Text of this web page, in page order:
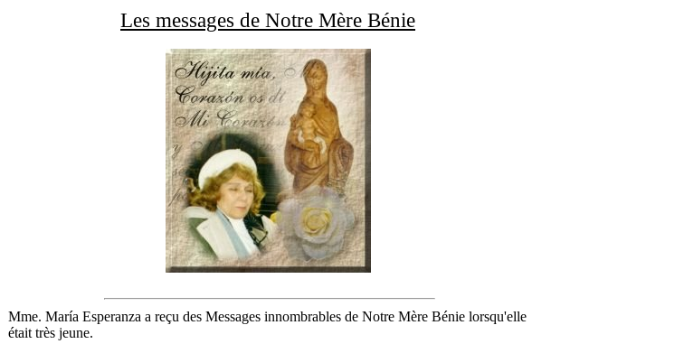
Les messages de Notre Mère Bénie
Mme. María Esperanza a reçu des Messages innombrables de Notre Mère Bénie lorsqu'elle
était très jeune.